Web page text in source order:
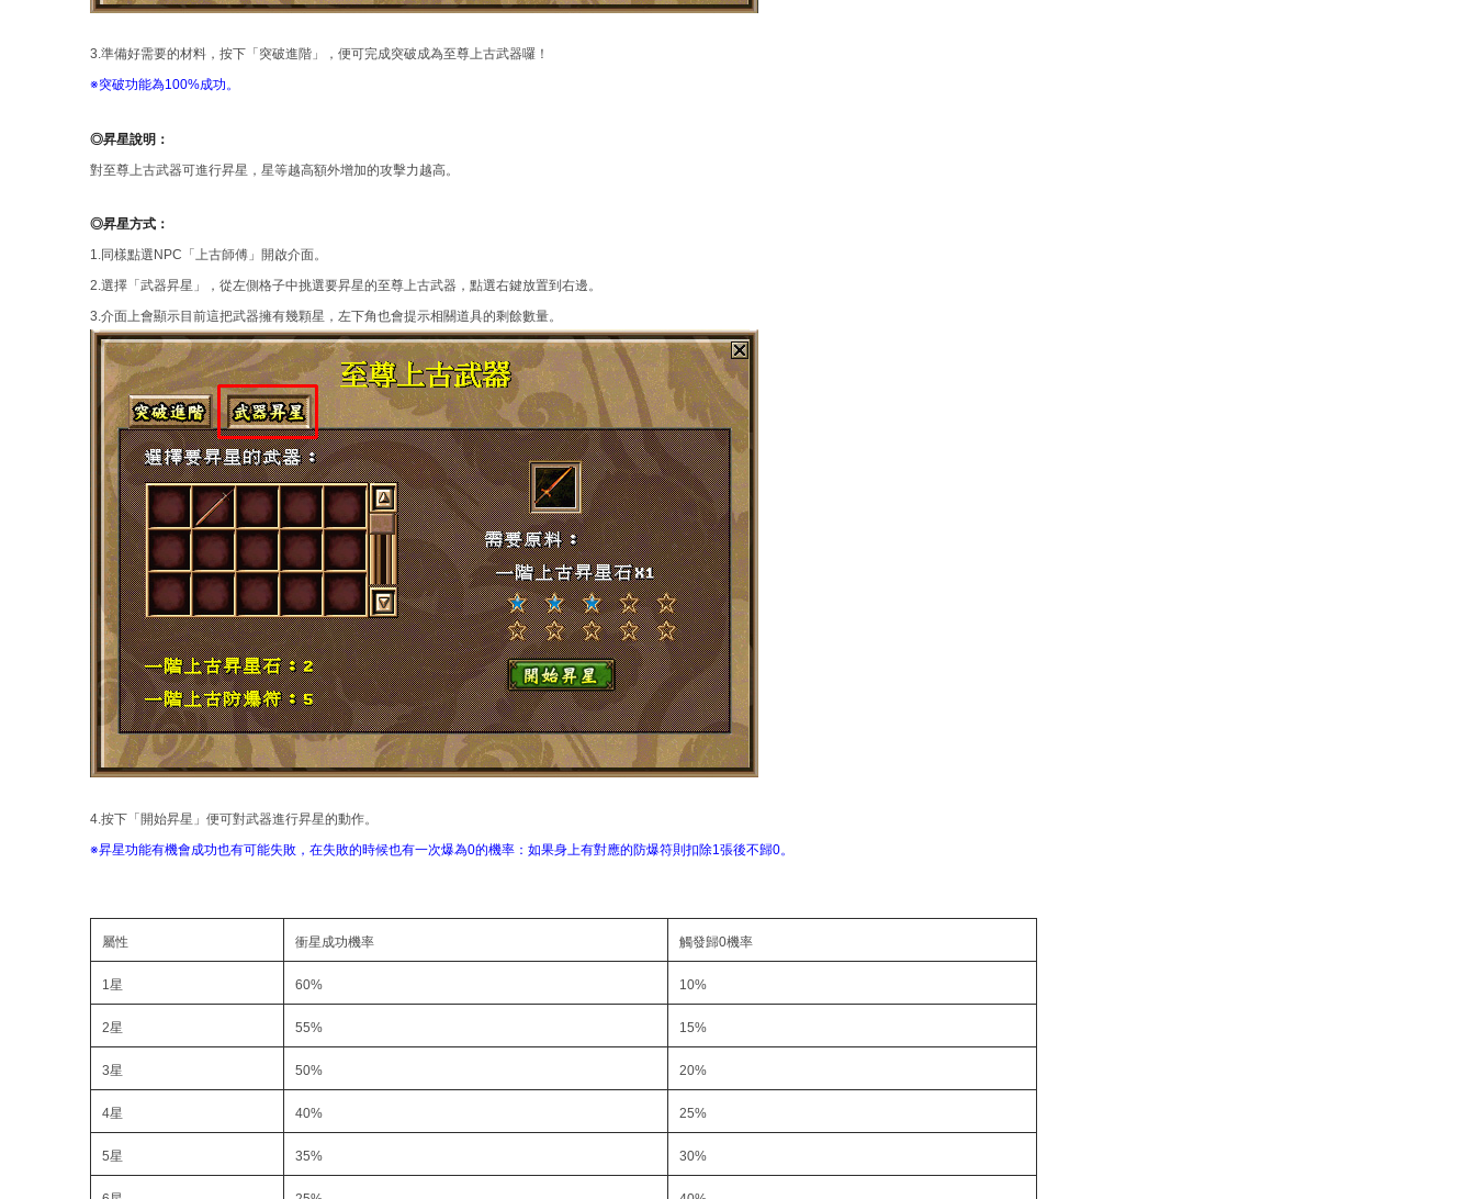
3.準備好需要的材料，按下「突破進階」，便可完成突破成為至尊上古武器囉！
※突破功能為100%成功。
◎昇星說明：
對至尊上古武器可進行昇星，星等越高額外增加的攻擊力越高。
◎昇星方式：
1.同樣點選NPC「上古師傅」開啟介面。
2.選擇「武器昇星」，從左側格子中挑選要昇星的至尊上古武器，點選右鍵放置到右邊。
3.介面上會顯示目前這把武器擁有幾顆星，左下角也會提示相關道具的剩餘數量。
4.按下「開始昇星」便可對武器進行昇星的動作。
※昇星功能有機會成功也有可能失敗，在失敗的時候也有一次爆為0的機率：如果身上有對應的防爆符則扣除1張後不歸0。
屬性 衝星成功機率 觸發歸0機率
1星 60% 10%
2星 55% 15%
3星 50% 20%
4星 40% 25%
5星 35% 30%